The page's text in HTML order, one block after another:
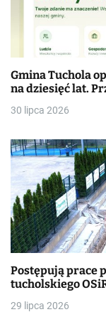
Gmina Tuchola
na dziesięć lat.
30 lipca 2026
Postępują prace
tucholskiego
29 lipca 2026